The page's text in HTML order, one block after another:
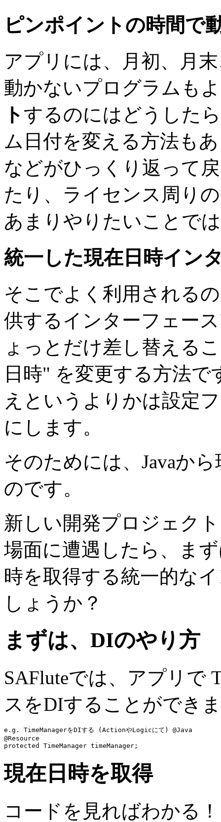
ピンポイントの時間で
アプリには、月初、月
動かないプログラムも
ト するのにはどうした
ム日付を変える方法も
などがひっくり返って
たり、ライセンス周り
あまりやりたいことで
統一した現在日時イン
そこでよく利用される
供するインターフェー
ょっとだけ差し替える
日時" を変更する方法
えというよりかは設定
にします。
そのためには、Javaか
のです。
新しい開発プロジェク
場面に遭遇したら、ま
時を取得する統一的な
しょうか？
まずは、DIのやり方
SAFluteでは、アプリで
スをDIすることができ
e.g. TimeManagerをDIする (ActionやLogicにて) @Java
@Resource
protected
TimeManager timeManager
現在日時を取得
コードを見ればわかる！